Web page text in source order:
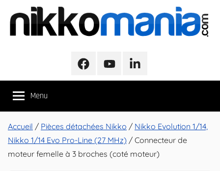
contenu
NikkoMania
Véhicules
Nikko
Evo
Pro-
FacebookYoutubeLinkedIn
Menu
Accueil / Pièces détachées Nikko / Nikko Evolution 1/14,
Nikko 1/14 Evo Pro-Line (27 MHz) / Connecteur de
moteur femelle à 3 broches (coté moteur)